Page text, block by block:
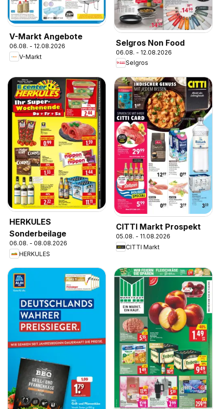
V-Markt Angebote
06.08. - 12.08.2026
V-Markt
Selgros Non Food
06.08. - 12.08.2026
Selgros
HERKULES
Sonderbeilage
06.08. - 08.08.2026
HERKULES
CITTI Markt Prospekt
05.08. - 11.08.2026
CITTI Markt